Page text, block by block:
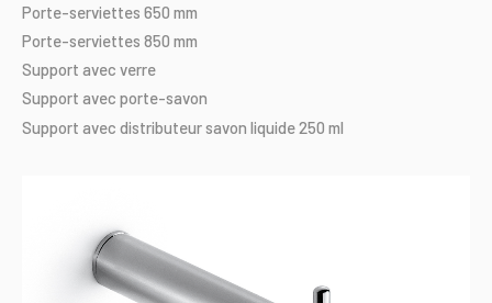
Porte-serviettes 650 mm
Porte-serviettes 850 mm
Support avec verre
Support avec porte-savon
Support avec distributeursavon liquide250 ml